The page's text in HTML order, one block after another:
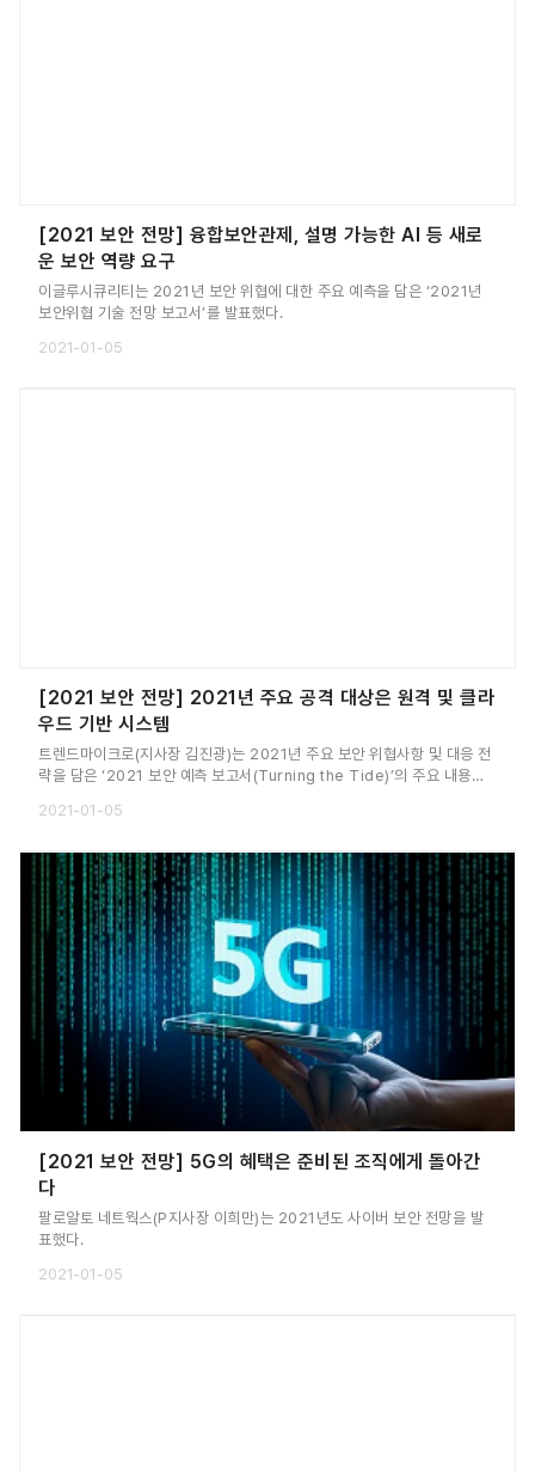
[2021 보안 전망] 융합보안관제, 설명 가능한 AI 등 새로
운 보안 역량 요구
이글루시큐리티는 2021년 보안 위협에 대한 주요 예측을 담은 ‘2021년
보안위협 기술 전망 보고서’를 발표했다.
2021-01-05
[2021 보안 전망] 2021년 주요 공격 대상은 원격 및 클라
우드 기반 시스템
트렌드마이크로(지사장 김진광)는 2021년 주요 보안 위협사항 및 대응 전
략을 담은 ‘2021 보안 예측 보고서(Turning the Tide)’의 주요 내용을
2021-01-05
[2021 보안 전망] 5G의 혜택은 준비된 조직에게 돌아간
다
팔로알토 네트웍스(P지사장 이희만)는 2021년도 사이버 보안 전망을 발
표했다.
2021-01-05